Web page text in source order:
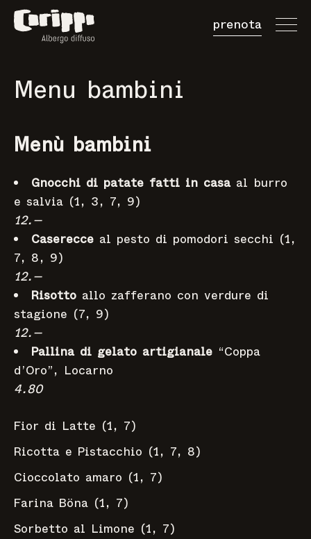
prenota
Menu bambini
Menù bambini
Gnocchi di patate fatti in casa al burro
e salvia (1, 3, 7, 9)
12.—
Caserecce al pesto di pomodori secchi (1,
7, 8, 9)
12.—
Risotto allo zafferano con verdure di
stagione (7, 9)
12.—
Pallina di gelato artigianale“Coppa
d’Oro”, Locarno
4.80
Fior di Latte (1, 7)
Ricotta e Pistacchio (1, 7, 8)
Cioccolato amaro (1, 7)
Farina Böna (1, 7)
Sorbetto al Limone (1, 7)